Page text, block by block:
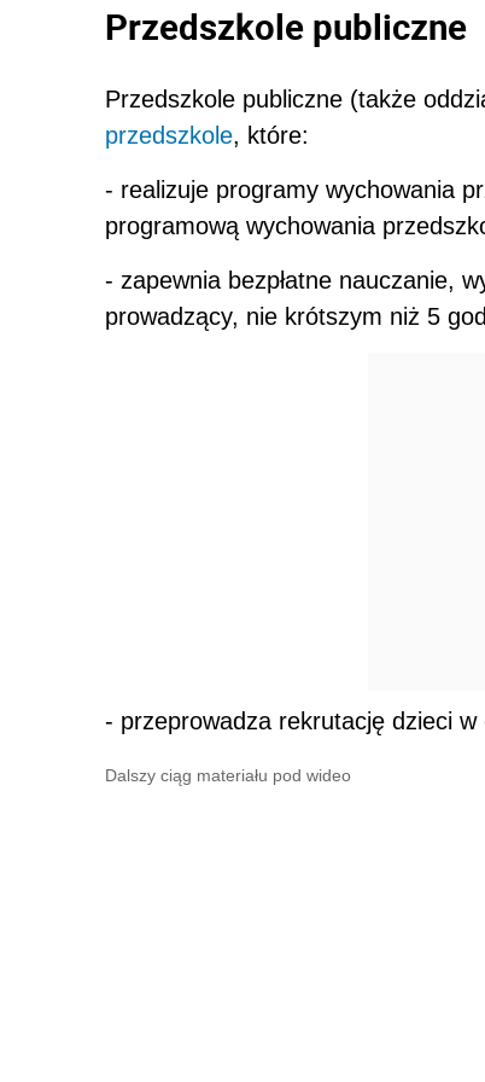
Przedszkole publiczne
Przedszkole publiczne (także
przedszkole, które:
- realizuje programy wychowania
programową wychowania
- zapewnia bezpłatne nauczanie,
prowadzący, nie krótszym niż 5
- przeprowadza rekrutację dzieci
Dalszy ciąg materiału pod wideo